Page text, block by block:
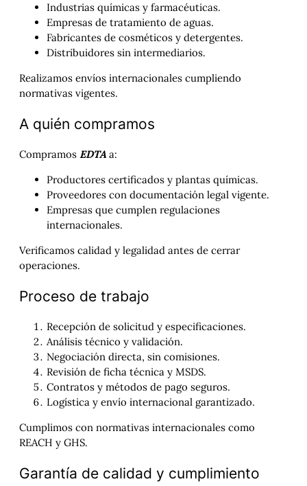
Industrias químicas y farmacéuticas.
Empresas de tratamiento de aguas.
Fabricantes de cosméticos y detergentes.
Distribuidores sin intermediarios.
Realizamos envíos internacionales cumpliendo
normativas vigentes.
A quién compramos
Compramos EDTA a:
Productores certificados y plantas químicas.
Proveedores con documentación legal vigente.
Empresas que cumplen regulaciones
internacionales.
Verificamos calidad y legalidad antes de cerrar
operaciones.
Proceso de trabajo
Recepción de solicitud y especificaciones.
Análisis técnico y validación.
Negociación directa, sin comisiones.
Revisión de ficha técnica y MSDS.
Contratos y métodos de pago seguros.
Logística y envío internacional garantizado.
Cumplimos con normativas internacionales como
REACH y GHS.
Garantía de calidad y cumplimiento